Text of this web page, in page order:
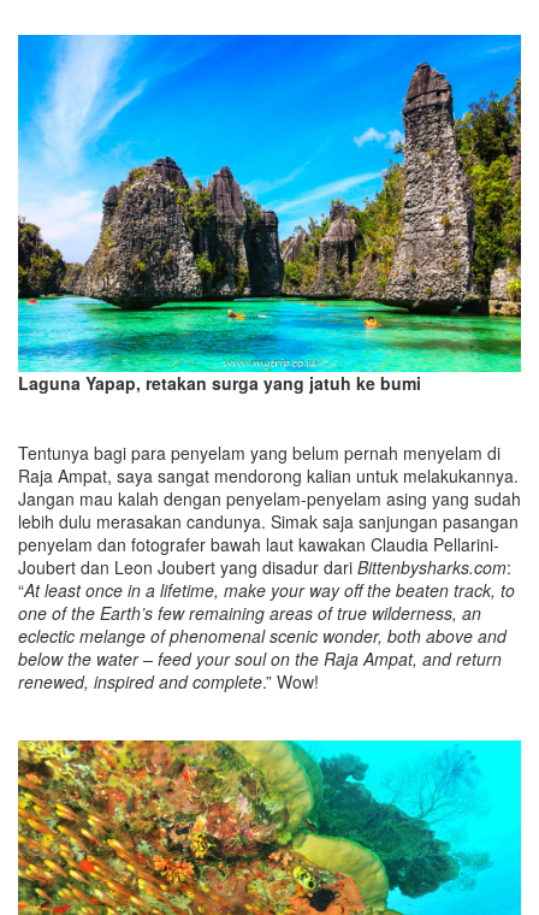
Laguna Yapap, retakan surga yang jatuh ke bumi
Tentunya bagi para penyelam yang belum pernah menyelam di
Raja Ampat, saya sangat mendorong kalian untuk melakukannya.
Jangan mau kalah dengan penyelam-penyelam asing yang sudah
lebih dulu merasakan candunya. Simak saja sanjungan pasangan
penyelam dan fotografer bawah laut kawakan Claudia Pellarini-
Joubert dan Leon Joubert yang disadur dari Bittenbysharks.com:
“At least once in a lifetime, make your way off the beaten track, to
one of the Earth’s few remaining areas of true wilderness, an
eclectic melange of phenomenal scenic wonder, both above and
below the water – feed your soul on the Raja Ampat, and return
renewed, inspired and complete.” Wow!